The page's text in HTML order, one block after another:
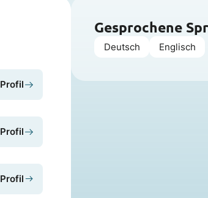
Profil
Profil
Profil
Gesprochene
Deutsch Englisch